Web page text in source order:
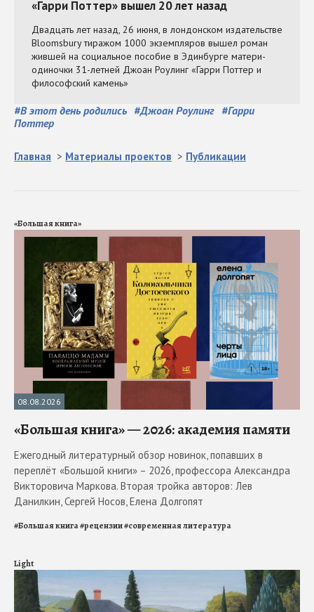
#В этот день родились #Джоан Роулинг #Гарри
Поттер
Главная > Материалы проектов > Публикации
«Большая книга»
08.08.2026
«Большая книга» — 2026: академия памяти
Ежегодный литературный обзор новинок, попавших в
переплёт «Большой книги» – 2026, профессора Александра
Викторовича Маркова. Вторая тройка авторов: Лев
Данилкин, Сергей Носов, Елена Долгопят
#Большая книга#рецензии#современная литература
Light